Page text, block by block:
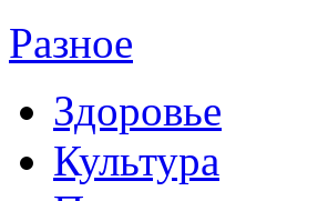
Разное
Здоровье
Культура